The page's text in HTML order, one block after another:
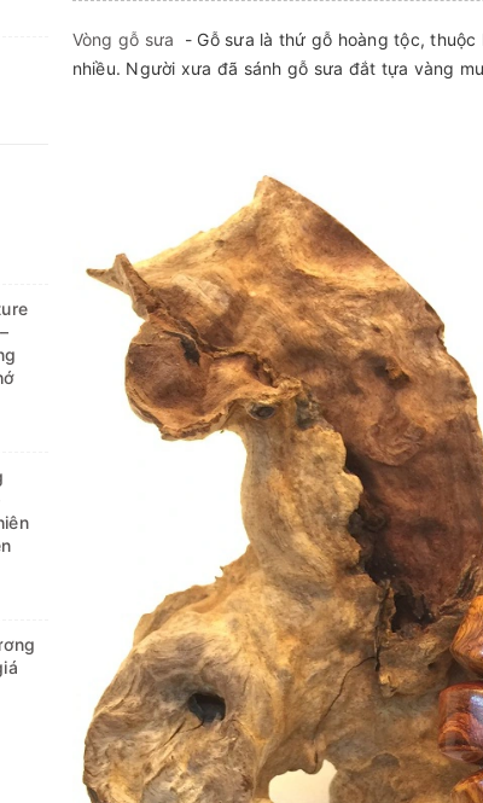
Vòng gỗ sưa - Gỗ sưa là thứ gỗ hoàng tộc,
nhiều. Người xưa đã sánh gỗ sưa đắt tựa vàng